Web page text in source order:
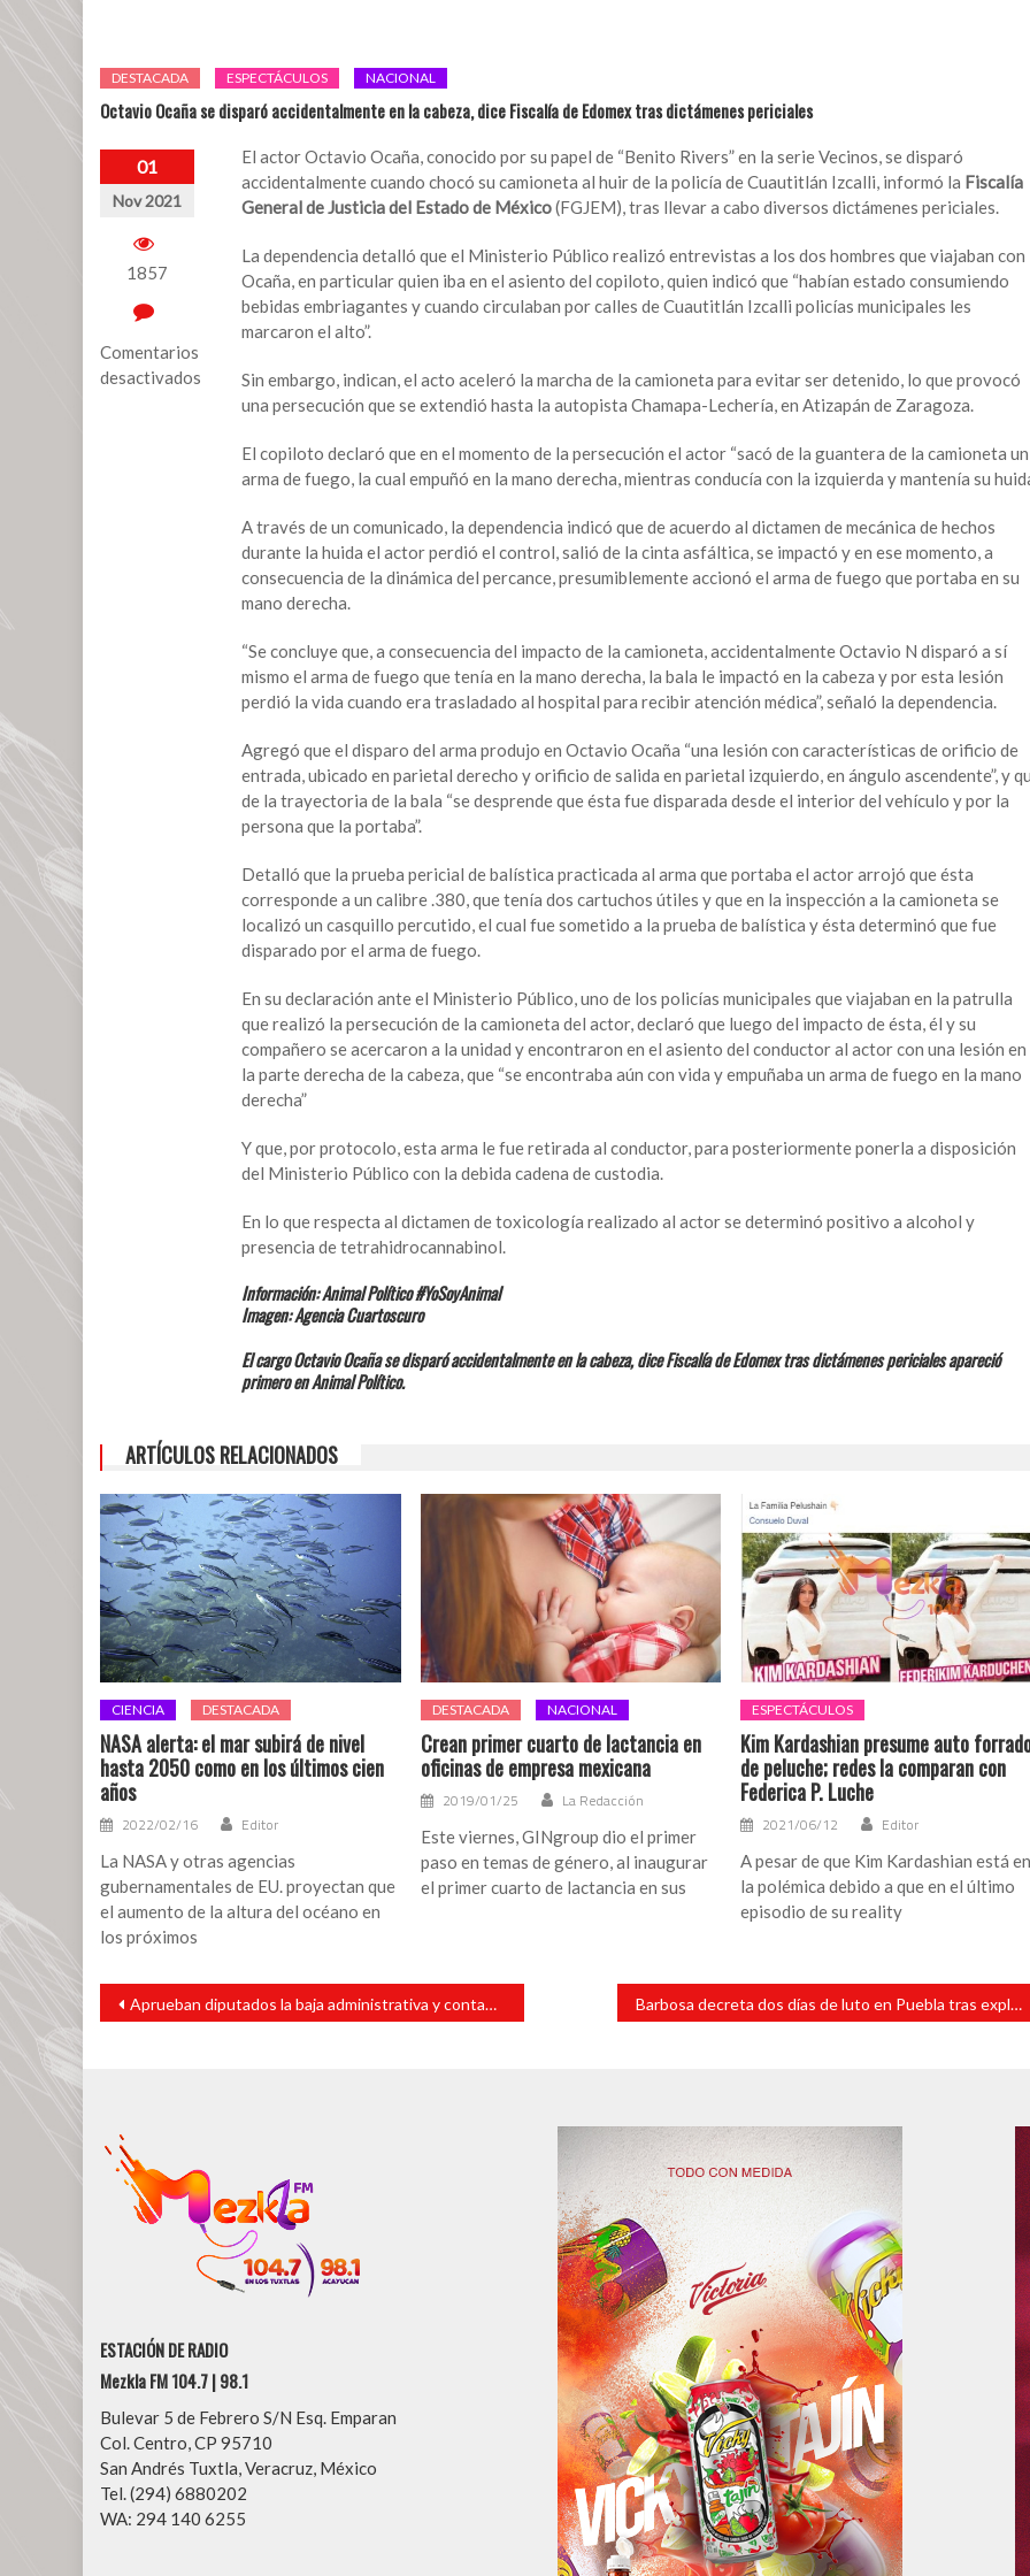
DESTACADA ESPECTÁCULOS NACIONAL
Octavio Ocaña se disparó accidentalmente en la cabeza, dice Fiscalía de Edomex tras dictámenes periciales
01
Nov 2021
1857
Comentarios
desactivados
El actor Octavio Ocaña, conocido por su papel de “Benito Rivers” en la serie Vecinos, se disparó
accidentalmente cuando chocó su camioneta al huir de la policía de Cuautitlán Izcalli, informó la Fiscalía
General de Justicia del Estado de México(FGJEM), tras llevar a cabo diversos dictámenes periciales.
La dependencia detalló que el Ministerio Público realizó entrevistas a los dos hombres que viajaban con
Ocaña, en particular quien iba en el asiento del copiloto, quien indicó que “habían estado consumiendo
bebidas embriagantes y cuando circulaban por calles de Cuautitlán Izcalli policías municipales les
marcaron el alto”.
Sin embargo, indican, el acto aceleró la marcha de la camioneta para evitar ser detenido, lo que provocó
una persecución que se extendió hasta la autopista Chamapa-Lechería, en Atizapán de Zaragoza.
El copiloto declaró que en el momento de la persecución el actor “sacó de la guantera de la camioneta un
arma de fuego, la cual empuñó en la mano derecha, mientras conducía con la izquierda y mantenía su
A través de un comunicado, la dependencia indicó que de acuerdo al dictamen de mecánica de hechos
durante la huida el actor perdió el control, salió de la cinta asfáltica, se impactó y en ese momento, a
consecuencia de la dinámica del percance, presumiblemente accionó el arma de fuego que portaba en su
mano derecha.
“Se concluye que, a consecuencia del impacto de la camioneta, accidentalmente Octavio N disparó a sí
mismo el arma de fuego que tenía en la mano derecha, la bala le impactó en la cabeza y por esta lesión
perdió la vida cuando era trasladado al hospital para recibir atención médica”, señaló la dependencia.
Agregó que el disparo del arma produjo en Octavio Ocaña “una lesión con características de orificio de
entrada, ubicado en parietal derecho y orificio de salida en parietal izquierdo, en ángulo ascendente”, y
de la trayectoria de la bala “se desprende que ésta fue disparada desde el interior del vehículo y por la
persona que la portaba”.
Detalló que la prueba pericial de balística practicada al arma que portaba el actor arrojó que ésta
corresponde a un calibre .380, que tenía dos cartuchos útiles y que en la inspección a la camioneta se
localizó un casquillo percutido, el cual fue sometido a la prueba de balística y ésta determinó que fue
disparado por el arma de fuego.
En su declaración ante el Ministerio Público, uno de los policías municipales que viajaban en la patrulla
que realizó la persecución de la camioneta del actor, declaró que luego del impacto de ésta, él y su
compañero se acercaron a la unidad y encontraron en el asiento del conductor al actor con una lesión en
la parte derecha de la cabeza, que “se encontraba aún con vida y empuñaba un arma de fuego en la mano
derecha”
Y que, por protocolo, esta arma le fue retirada al conductor, para posteriormente ponerla a disposición
del Ministerio Público con la debida cadena de custodia.
En lo que respecta al dictamen de toxicología realizado al actor se determinó positivo a alcohol y
presencia de tetrahidrocannabinol.
Información: Animal Político #YoSoyAnimal
Imagen: Agencia Cuartoscuro
El cargo Octavio Ocaña se disparó accidentalmente en la cabeza, dice Fiscalía de Edomex tras dictámenes periciales apareció
primero en Animal Político.
ARTÍCULOS RELACIONADOS
CIENCIA DESTACADA
NASA alerta: el mar subirá de nivel
hasta 2050 como en los últimos cien
años
2022/02/16 Editor
La NASA y otras agencias
gubernamentales de EU. proyectan que
el aumento de la altura del océano en
los próximos
DESTACADA NACIONAL
Crean primer cuarto de lactancia en
oficinas de empresa mexicana
2019/01/25 La Redacción
Este viernes, GINgroup dio el primer
paso en temas de género, al inaugurar
el primer cuarto de lactancia en sus
ESPECTÁCULOS
Kim Kardashian presume auto
de peluche; redes la comparan con
Federica P. Luche
2021/06/12 Editor
A pesar de que Kim Kardashian está
la polémica debido a que en el último
episodio de su reality
Navegación
entradas
Aprueban diputados la baja administrativa y contable de 577 bienes Barbosa decreta dos días de luto en Puebla tras explosión en toma clandestina
ESTACIÓN DE RADIO
Mezkla FM 104.7 | 98.1
Bulevar 5 de Febrero S/N Esq. Emparan
Col. Centro, CP 95710
San Andrés Tuxtla, Veracruz, México
Tel. (294) 6880202
WA: 294 140 6255